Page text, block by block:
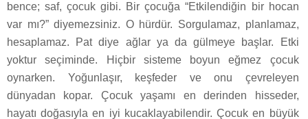
bence; saf, çocuk gibi. Bir çocuğa “Etkilendiğin bir hocan
var mı?” diyemezsiniz. O hürdür. Sorgulamaz, planlamaz,
hesaplamaz. Pat diye ağlar ya da gülmeye başlar. Etki
yoktur seçiminde. Hiçbir sisteme boyun eğmez çocuk
oynarken. Yoğunlaşır, keşfeder ve onu çevreleyen
dünyadan kopar. Çocuk yaşamı en derinden hisseder,
hayatı doğasıyla en iyi kucaklayabilendir. Çocuk en büyük